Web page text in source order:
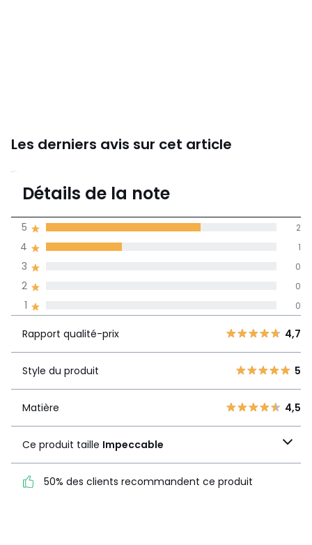
Les derniers avis sur cet article
4,7
de moyenne
obtenue sur
1
3
4,7
5
4,5
Impeccable
50% des clients
Détails de la note
1 0
2 0
3 0
4 1
5 2
Rapport qualité-prix 4,7
Style du produit 5
Matière 4,5
Ce produit taille Impeccable
50% des clients recommandent ce produit